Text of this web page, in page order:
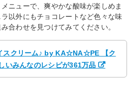
ニューで、爽やかな酸味が楽しめま
以外にもチョコレートなど色々な味
合わせを見つけてみてください。
スクリーム♪ by KA☆NA☆PE 【ク
いみんなのレシピが361万品